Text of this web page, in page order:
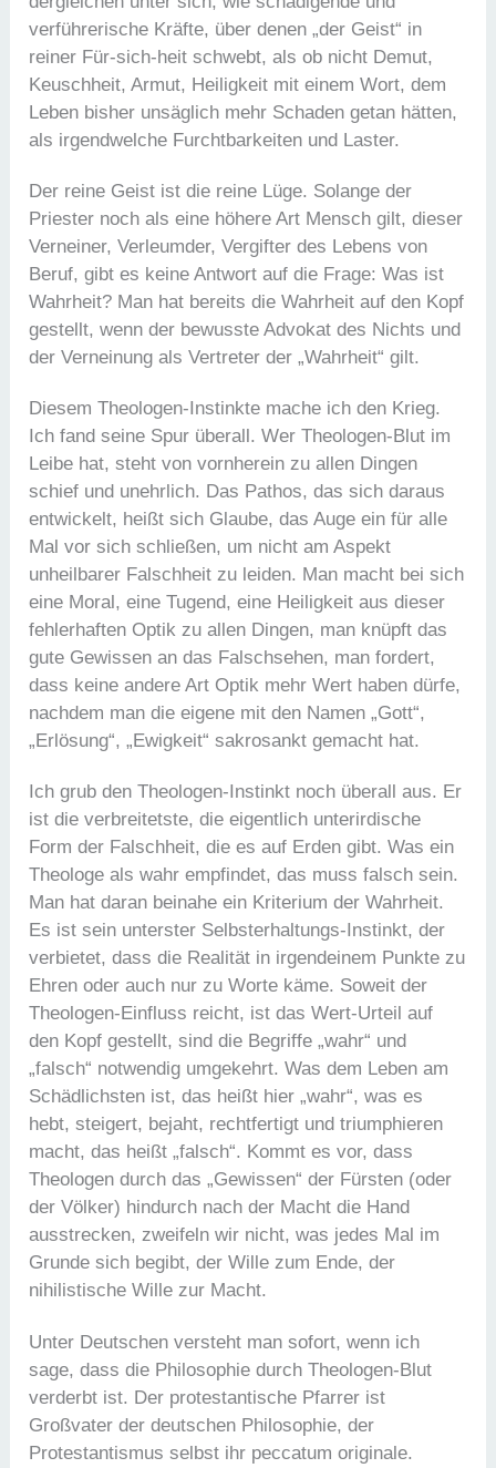
verführerische Kräfte, über denen „der Geist“ in
reiner Für-sich-heit schwebt, als ob nicht Demut,
Keuschheit, Armut, Heiligkeit mit einem Wort, dem
Leben bisher unsäglich mehr Schaden getan hätten,
als irgendwelche Furchtbarkeiten und Laster.
Der reine Geist ist die reine Lüge. Solange der
Priester noch als eine höhere Art Mensch gilt, dieser
Verneiner, Verleumder, Vergifter des Lebens von
Beruf, gibt es keine Antwort auf die Frage: Was ist
Wahrheit? Man hat bereits die Wahrheit auf den Kopf
gestellt, wenn der bewusste Advokat des Nichts und
der Verneinung als Vertreter der „Wahrheit“ gilt.
Diesem Theologen-Instinkte mache ich den Krieg.
Ich fand seine Spur überall. Wer Theologen-Blut im
Leibe hat, steht von vornherein zu allen Dingen
schief und unehrlich. Das Pathos, das sich daraus
entwickelt, heißt sich Glaube, das Auge ein für alle
Mal vor sich schließen, um nicht am Aspekt
unheilbarer Falschheit zu leiden. Man macht bei sich
eine Moral, eine Tugend, eine Heiligkeit aus dieser
fehlerhaften Optik zu allen Dingen, man knüpft das
gute Gewissen an das Falschsehen, man fordert,
dass keine andere Art Optik mehr Wert haben dürfe,
nachdem man die eigene mit den Namen „Gott“,
„Erlösung“, „Ewigkeit“ sakrosankt gemacht hat.
Ich grub den Theologen-Instinkt noch überall aus. Er
ist die verbreitetste, die eigentlich unterirdische
Form der Falschheit, die es auf Erden gibt. Was ein
Theologe als wahr empfindet, das muss falsch sein.
Man hat daran beinahe ein Kriterium der Wahrheit.
Es ist sein unterster Selbsterhaltungs-Instinkt, der
verbietet, dass die Realität in irgendeinem Punkte zu
Ehren oder auch nur zu Worte käme. Soweit der
Theologen-Einfluss reicht, ist das Wert-Urteil auf
den Kopf gestellt, sind die Begriffe „wahr“ und
„falsch“ notwendig umgekehrt. Was dem Leben am
Schädlichsten ist, das heißt hier „wahr“, was es
hebt, steigert, bejaht, rechtfertigt und triumphieren
macht, das heißt „falsch“. Kommt es vor, dass
Theologen durch das „Gewissen“ der Fürsten (oder
der Völker) hindurch nach der Macht die Hand
ausstrecken, zweifeln wir nicht, was jedes Mal im
Grunde sich begibt, der Wille zum Ende, der
nihilistische Wille zur Macht.
Unter Deutschen versteht man sofort, wenn ich
sage, dass die Philosophie durch Theologen-Blut
verderbt ist. Der protestantische Pfarrer ist
Großvater der deutschen Philosophie, der
Protestantismus selbst ihr peccatum originale.